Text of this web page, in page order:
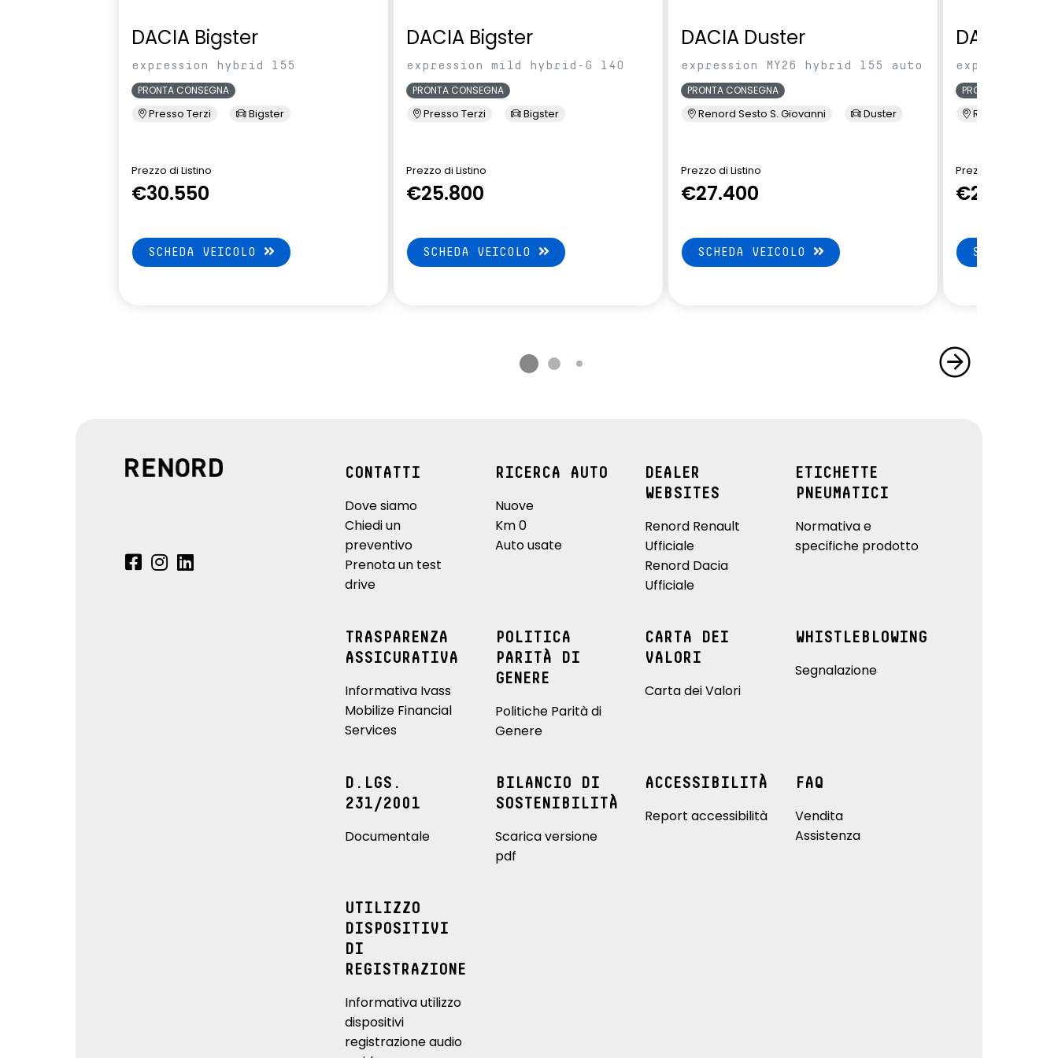
DACIA Bigster
expression hybrid 155
PRONTA CONSEGNA
Presso Terzi Bigster
Prezzo di Listino
€30.550
SCHEDA VEICOLO
DACIA Bigster
expression mild hybrid-G 140
PRONTA CONSEGNA
Presso Terzi Bigster
Prezzo di Listino
€25.800
SCHEDA VEICOLO
DACIA Duster
expression MY26 hybrid 155 auto
PRONTA CONSEGNA
Renord Sesto S. Giovanni Duster
Prezzo di Listino
€27.400
SCHEDA VEICOLO
DACIA
expression
PRONTA CONSEGNA
Renord Sesto S.
Prezzo di Listino
€27.550
SCHEDA
CONTATTI
Dove siamo
Chiedi un
preventivo
Prenota un test
drive
RICERCA AUTO
Nuove
Km 0
Auto usate
DEALER
WEBSITES
Renord Renault
Ufficiale
Renord Dacia
Ufficiale
ETICHETTE
PNEUMATICI
Normativa e
specifiche prodotto
TRASPARENZA
ASSICURATIVA
Informativa Ivass
Mobilize Financial
Services
POLITICA
PARITÀ DI
GENERE
Politiche Parità di
Genere
CARTA DEI
VALORI
Carta dei Valori
WHISTLEBLOWING
Segnalazione
D.LGS.
231/2001
Documentale
BILANCIO DI
SOSTENIBILITÀ
Scarica versione
pdf
ACCESSIBILITÀ
Report accessibilità
FAQ
Vendita
Assistenza
UTILIZZO
DISPOSITIVI
DI
REGISTRAZIONE
Informativa utilizzo
dispositivi
registrazione audio